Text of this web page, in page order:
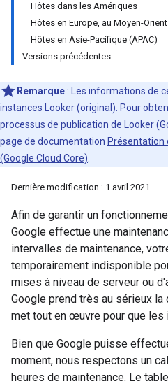
Hôtes dans les Amériques
Hôtes en Europe, au Moyen-
Hôtes en Asie-Pacifique (APAC)
Versions précédentes
Remarque : Les informations de
instances Looker (original). Pour
processus de publication de Looker
page de documentation Présentation
(Google Cloud Core)
Dernière modification : 1 avril 2021
Afin de garantir un
Google effectue une
intervalles de maintenance,
temporairement indisponible
mises à niveau de serveur ou
Google prend très au sérieux
met tout en œuvre pour que les
Bien que Google puisse
moment, nous respectons un
heures de maintenance. Le